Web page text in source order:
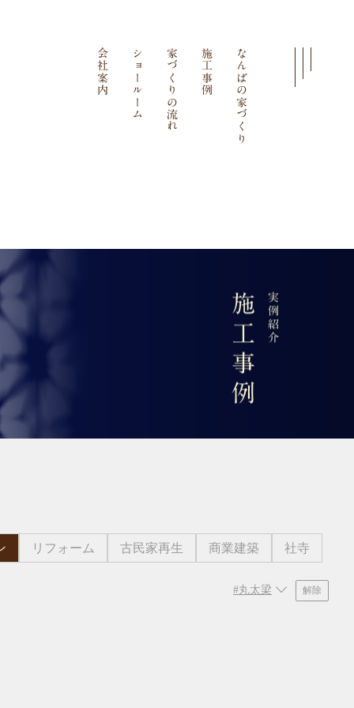
なんばの家づくり
施工事例
家づくりの流れ
ショールーム
会社案内
実例紹介
施工事例
リフォーム 古民家再生 商業建築 社寺
#丸太梁 解除